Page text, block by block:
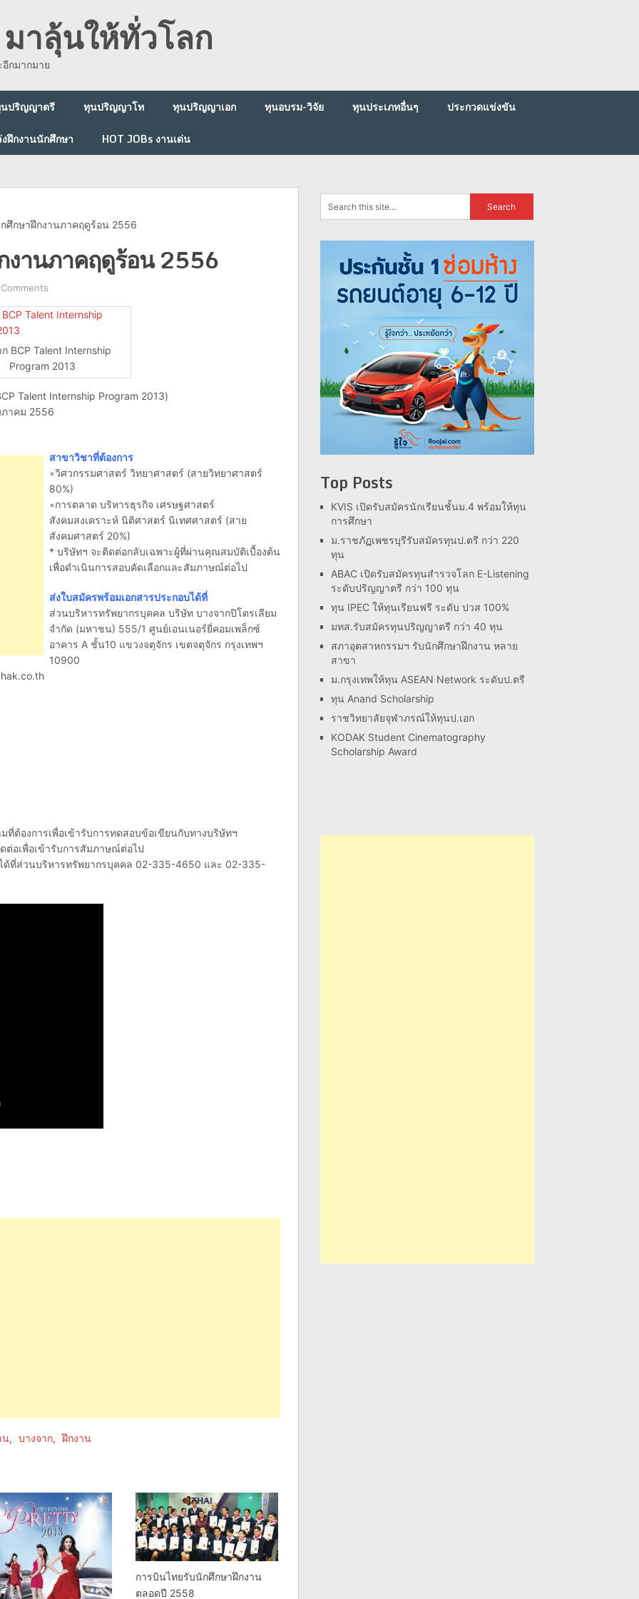
าลุ้นให้ทั่วโลก
กมากมาย
ปริญญาตรี ทุนปริญญาโท ทุนปริญญาเอก ทุนอบรม-วิจัย ทุนประเภทอื่นๆ
ประกวดแข่งขัน
ฝึกงานนักศึกษา HOT JOBs งานเด่น
ศึกษาฝึกงานภาคฤดูร้อน 2556
งานภาคฤดูร้อน 2556
BCP Talent Internship
Program 2013
Talent Internship Program 2013)
าคม 2556
สาขาวิชาที่ต้องการ
◦วิศวกรรมศาสตร์ วิทยาศาสตร์ (สายวิทยาศาสตร์
80%)
◦การตลาด บริหารธุรกิจ เศรษฐศาสตร์
สังคมสงเคราะห์ นิติศาสตร์ นิเทศศาสตร์ (สาย
สังคมศาสตร์ 20%)
* บริษัทฯ จะติดต่อกลับเฉพาะผู้ที่ผ่านคุณสมบัติเบื้องต้น
เพื่อดำเนินการสอบคัดเลือกและสัมภาษณ์ต่อไป
ส่งใบสมัครพร้อมเอกสารประกอบได้ที่
ส่วนบริหารทรัพยากรบุคคล บริษัท บางจากปิโตรเลียม
จำกัด (มหาชน) 555/1 ศูนย์เอนเนอร์ยี่คอมเพล็กซ์
อาคาร A ชั้น10 แขวงจตุจักร เขตจตุจักร กรุงเทพฯ
10900
องการเพื่อเข้ารับการทดสอบข้อเขียนกับทางบริษัทฯ
ต่อเพื่อเข้ารับการสัมภาษณ์ต่อไป
ด้ที่ส่วนบริหารทรัพยากรบุคคล 02-335-4650 และ 02-335-
น, บางจาก, ฝึกงาน
การบินไทยรับนักศึกษาฝึกงาน
ตลอดปี 2558
Top Posts
KVIS เปิดรับสมัครนักเรียนชั้นม.4 พร้อมให้ทุน
การศึกษา
ม.ราชภัฏเพชรบุรีรับสมัครทุนป.ตรี กว่า 220
ทุน
ABAC เปิดรับสมัครทุนสำรวจโลก E-Listening
ระดับปริญญาตรี กว่า 100 ทุน
ทุน IPEC ให้ทุนเรียนฟรี ระดับ ปวส 100%
มทส.รับสมัครทุนปริญญาตรี กว่า 40 ทุน
สภาอุตสาหกรรมฯ รับนักศึกษาฝึกงาน หลาย
สาขา
ม.กรุงเทพให้ทุน ASEAN Network ระดับป.ตรี
ทุน Anand Scholarship
ราชวิทยาลัยจุฬาภรณ์ให้ทุนป.เอก
KODAK Student Cinematography
Scholarship Award